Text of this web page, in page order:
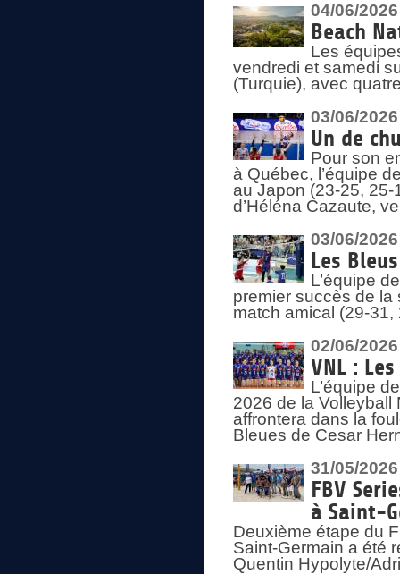
04/06/2026
Beach
Les
vendredi et samedi
(Turquie), avec
03/06/2026
Un de
Pour son
à Québec, l’équipe
au Japon (23-25,
d’Héléna Cazaute,
03/06/2026
Les
L’équipe
premier succès de la
match amical (29-
02/06/2026
VNL :
L’équipe
2026 de la
affrontera dans la
Bleues de Cesar
31/05/2026
FBV
à Saint-
Deuxième étape du
Saint-Germain a été
Quentin Hypolyte/